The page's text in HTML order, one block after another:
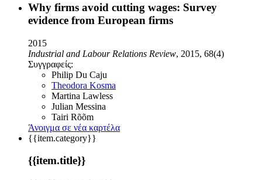
Why firms avoid cutting wages: Survey
evidence from European firms
2015
Industrial and Labour Relations Review, 2015, 68(4)
Συγγραφείς:
Philip Du Caju
Theodora Kosma
Martina Lawless
Julian Messina
Tairi Rõõm
Άνοιγμα σε νέα καρτέλα
{{item.category}}
{{item.title}}